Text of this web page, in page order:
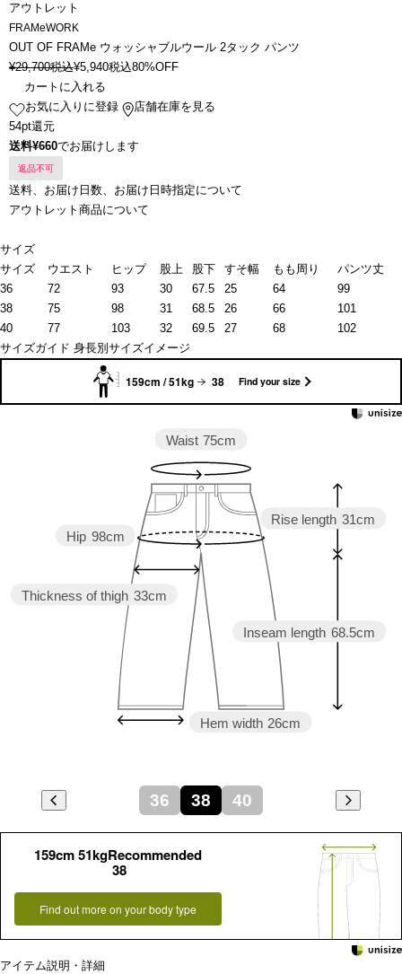
アウトレット
FRAMeWORK
OUT OF FRAMe ウォッシャブルウール 2タック パンツ
¥29,700税込¥5,940税込80%OFF
カートに入れる
お気に入りに登録
店舗在庫を見る
54pt還元
送料¥660でお届けします
返品不可
送料、お届け日数、お届け日時指定について
アウトレット商品について
サイズ
サイズ
ウエスト ヒップ 股上 股下 すそ幅 もも周り
パンツ丈
36
72 93 30 67.5 25 64
99
38
75 98 31 68.5 26 66
101
40
77 103 32 69.5 27 68
102
サイズガイド 身長別サイズイメージ
159cm / 51kg 38 Find your size
Inseam length 68.5cm
Rise length 31cm
Hem width 26cm
Thickness of thigh 33cm
Hip 98cm
Waist 75cm
36 38 40
159cm 51kgRecommended
38
Find out more on your body type
アイテム説明・詳細